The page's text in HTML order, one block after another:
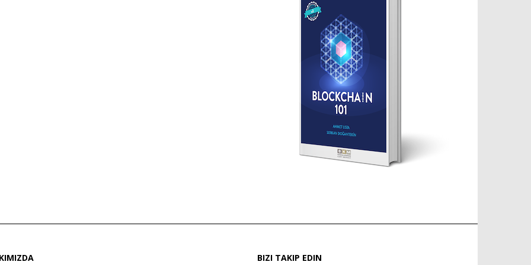
BIZI TAKIP EDIN